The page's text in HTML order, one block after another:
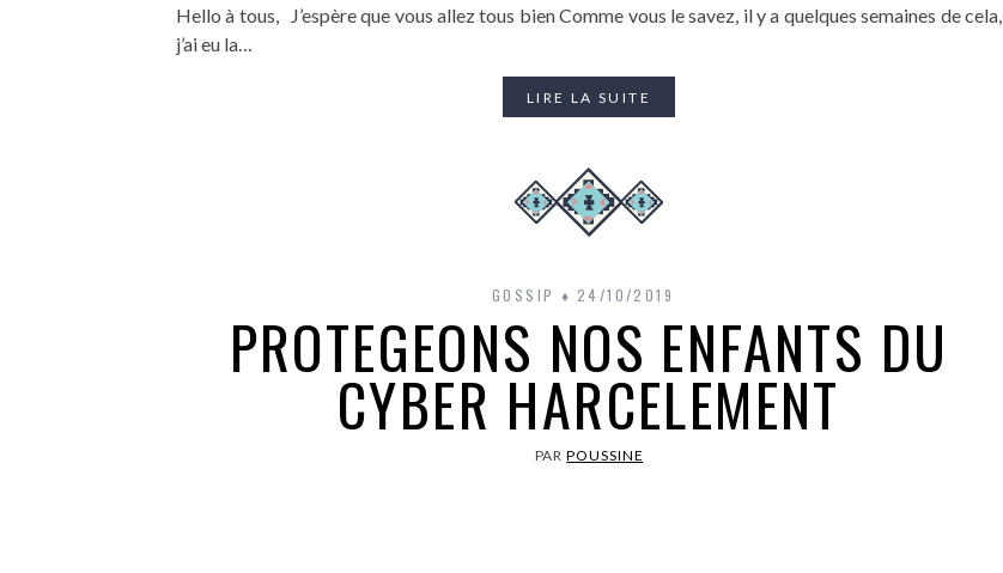
Hello à tous, J’espère que vous allez tous bien Comme vous le savez, il y a quelques semaines de cela,
j’ai eu la…
LIRE LA SUITE
GOSSIP 24/10/2019
PROTEGEONS NOS ENFANTS DU
CYBER HARCELEMENT
PARPOUSSINE